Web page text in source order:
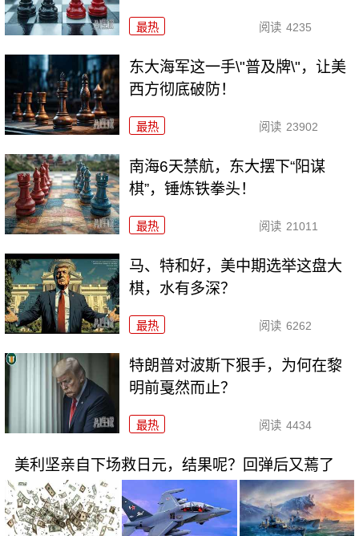
最热 阅读 4235
东大海军这一手\"普及牌\"，让美
西方彻底破防！
最热 阅读 23902
南海6天禁航，东大摆下“阳谋
棋”，锤炼铁拳头！
最热 阅读 21011
马、特和好，美中期选举这盘大
棋，水有多深？
最热 阅读 6262
特朗普对波斯下狠手，为何在黎
明前戛然而止？
最热 阅读 4434
美利坚亲自下场救日元，结果呢？回弹后又蔫了